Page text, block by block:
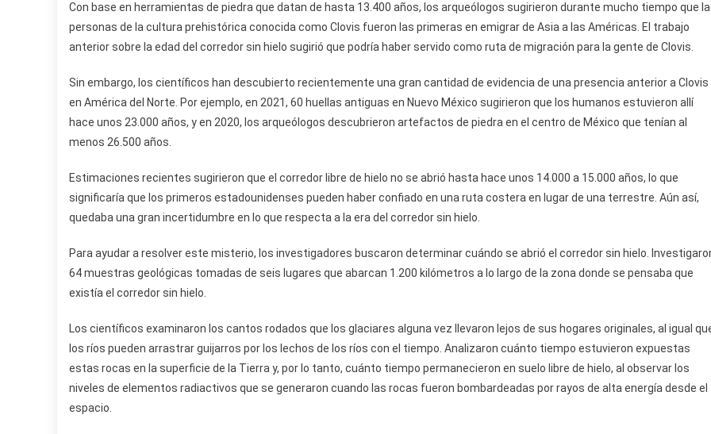
Con base en herramientas de piedra que datan de hasta 13.400 años, los arqueólogos sugirieron durante mucho tiempo que
personas de la cultura prehistórica conocida como Clovis fueron las primeras en emigrar de Asia a las Américas. El trabajo
anterior sobre la edad del corredor sin hielo sugirió que podría haber servido como ruta de migración para la gente de Clovis.
Sin embargo, los científicos han descubierto recientemente una gran cantidad de evidencia de una presencia anterior a Clovis
en América del Norte. Por ejemplo, en 2021, 60 huellas antiguas en Nuevo México sugirieron que los humanos estuvieron allí
hace unos 23.000 años, y en 2020, los arqueólogos descubrieron artefactos de piedra en el centro de México que tenían al
menos 26.500 años.
Estimaciones recientes sugirieron que el corredor libre de hielo no se abrió hasta hace unos 14.000 a 15.000 años, lo que
significaría que los primeros estadounidenses pueden haber confiado en una ruta costera en lugar de una terrestre. Aún así,
quedaba una gran incertidumbre en lo que respecta a la era del corredor sin hielo.
Para ayudar a resolver este misterio, los investigadores buscaron determinar cuándo se abrió el corredor sin hielo.
64 muestras geológicas tomadas de seis lugares que abarcan 1.200 kilómetros a lo largo de la zona donde se pensaba que
existía el corredor sin hielo.
Los científicos examinaron los cantos rodados que los glaciares alguna vez llevaron lejos de sus hogares originales, al igual
los ríos pueden arrastrar guijarros por los lechos de los ríos con el tiempo. Analizaron cuánto tiempo estuvieron expuestas
estas rocas en la superficie de la Tierra y, por lo tanto, cuánto tiempo permanecieron en suelo libre de hielo, al observar los
niveles de elementos radiactivos que se generaron cuando las rocas fueron bombardeadas por rayos de alta energía desde el
espacio.